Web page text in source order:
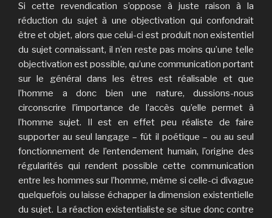
Si cette revendication s’oppose à juste raison à la
réduction du sujet à une objectivation qui confondrait
être et objet, alors que celui-ci est produit non existentiel
du sujet connaissant, il n’en reste pas moins qu’une telle
objectivation est possible, qu’une communication portant
sur le général dans les êtres est réalisable et que
l’homme a donc bien une nature, dussions-nous
circonscrire l’importance de l’accès qu’elle permet à
l’homme sujet. Il est en effet peu réaliste de faire
supporter au seul langage – fût il poétique – ou au seul
fonctionnement de l’entendement humain, l’origine des
régularités qui rendent possible cette communication
entre les hommes sur l’homme, même si celle-ci divague
quelquefois ou laisse échapper la dimension existentielle
du sujet. La réaction existentialiste se situe donc contre